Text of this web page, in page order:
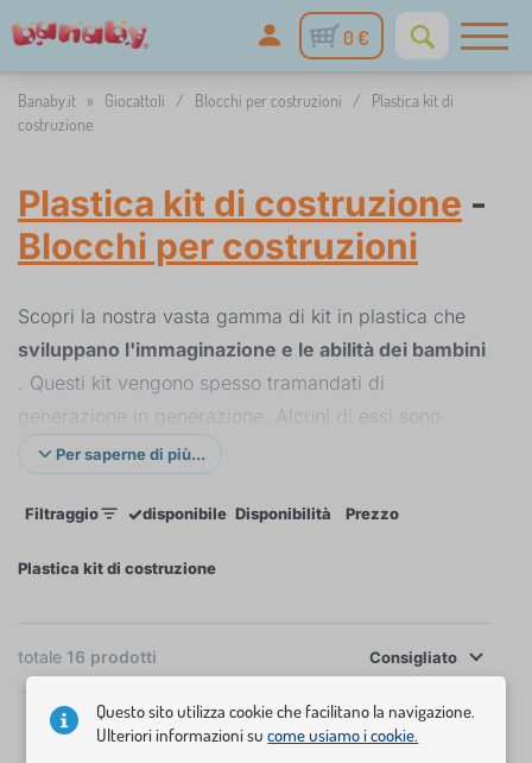
0 €
Banaby.it » Giocattoli / Blocchi per costruzioni /
Plastica kit di
costruzione
Plastica kit di costruzione -
Blocchi per costruzioni
Scopri la nostra vasta gamma di kit in plastica che
sviluppano l'immaginazione e le abilità dei bambini
. Questi kit vengono spesso tramandati di
generazione in generazione. Alcuni di essi sono
persino compatibili con i set LEGO® e DUPLO®,
esistente.
tuoi set preferiti.
Per saperne di più...
Filtraggio ✓disponibile Disponibilità Prezzo
Disponibilità
Prezzo
Plastica kit di costruzione
totale 16 prodotti
Consigliato
Questo sito utilizza cookie che facilitano la navigazione.
Ulteriori informazioni sucome usiamo i cookie.